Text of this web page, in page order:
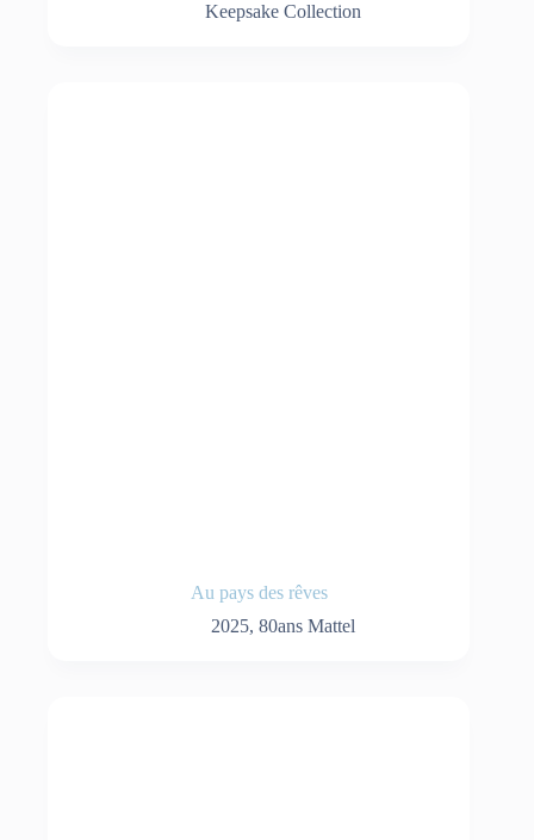
Keepsake Collection
Au pays des rêves
2025, 80ans Mattel